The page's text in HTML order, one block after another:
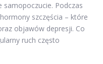
samopoczucie. Podczas
szczęścia – które
objawów depresji. Co
ruch często